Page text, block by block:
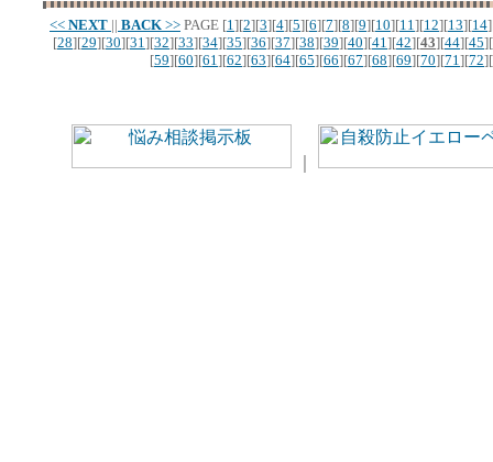
<< NEXT || BACK >> PAGE [1][2][3][4][5][6][7][8][9][10][11][12][13][14
[28][29][30][31][32][33][34][35][36][37][38][39][40][41][42][43][44][45][
[59][60][61][62][63][64][65][66][67][68][69][70][71][72][